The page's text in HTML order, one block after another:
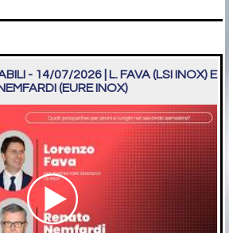
- 14/07/2026 | L. FAVA (LSI INOX) E
(EURE INOX)